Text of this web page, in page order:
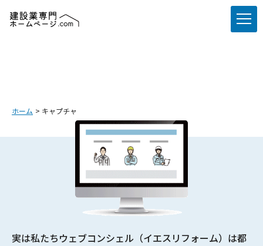
ホーム キャプチャ
実は私たちウェブコンシェル（イエスリフォーム）は都